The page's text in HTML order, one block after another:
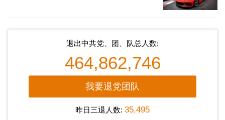
退出中共党、团、队总人数:
464,862,746
我要退党团队
昨日三退人数: 35,495